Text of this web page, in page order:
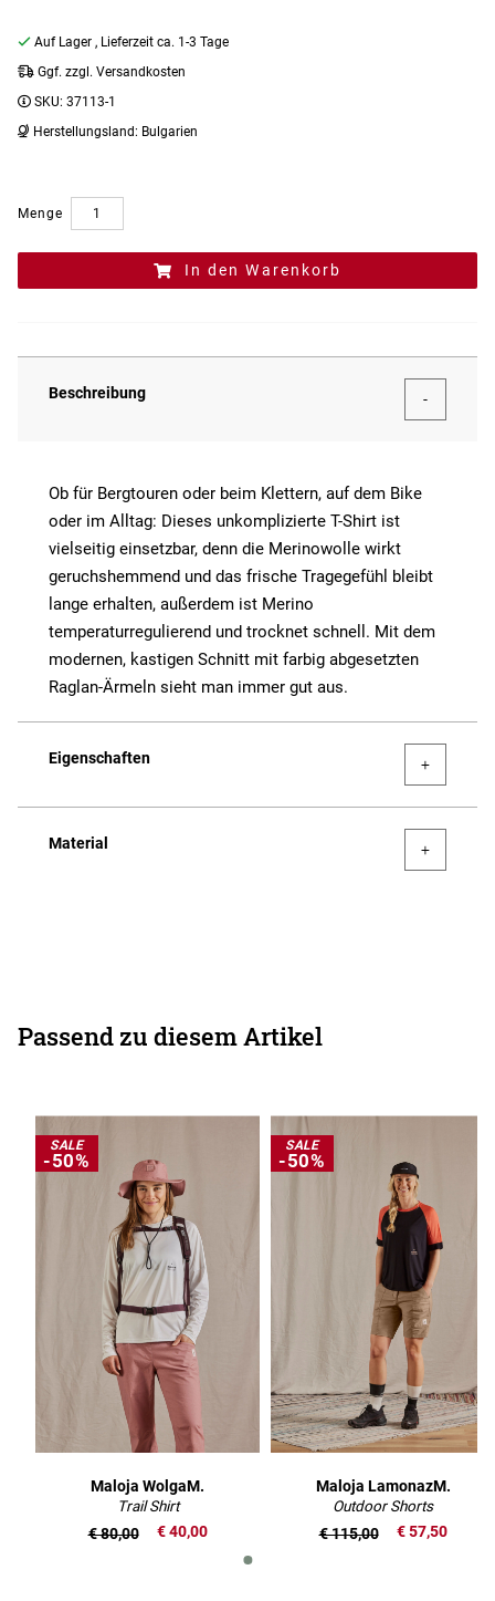
Auf Lager , Lieferzeit ca. 1-3 Tage
Ggf. zzgl. Versandkosten
SKU: 37113-1
Herstellungsland: Bulgarien
Menge
In den Warenkorb
Beschreibung
Ob für Bergtouren oder beim Klettern, auf dem Bike
oder im Alltag: Dieses unkomplizierte T-Shirt ist
vielseitig einsetzbar, denn die Merinowolle wirkt
geruchshemmend und das frische Tragegefühl bleibt
lange erhalten, außerdem ist Merino
temperaturregulierend und trocknet schnell. Mit dem
modernen, kastigen Schnitt mit farbig abgesetzten
Raglan-Ärmeln sieht man immer gut aus.
Eigenschaften
Material
Passend zu diesem Artikel
SALE
-50%
Maloja WolgaM.
Trail Shirt
€ 40,00
€ 80,00
SALE
-50%
Maloja LamonazM.
Outdoor Shorts
€ 57,50
€ 115,00